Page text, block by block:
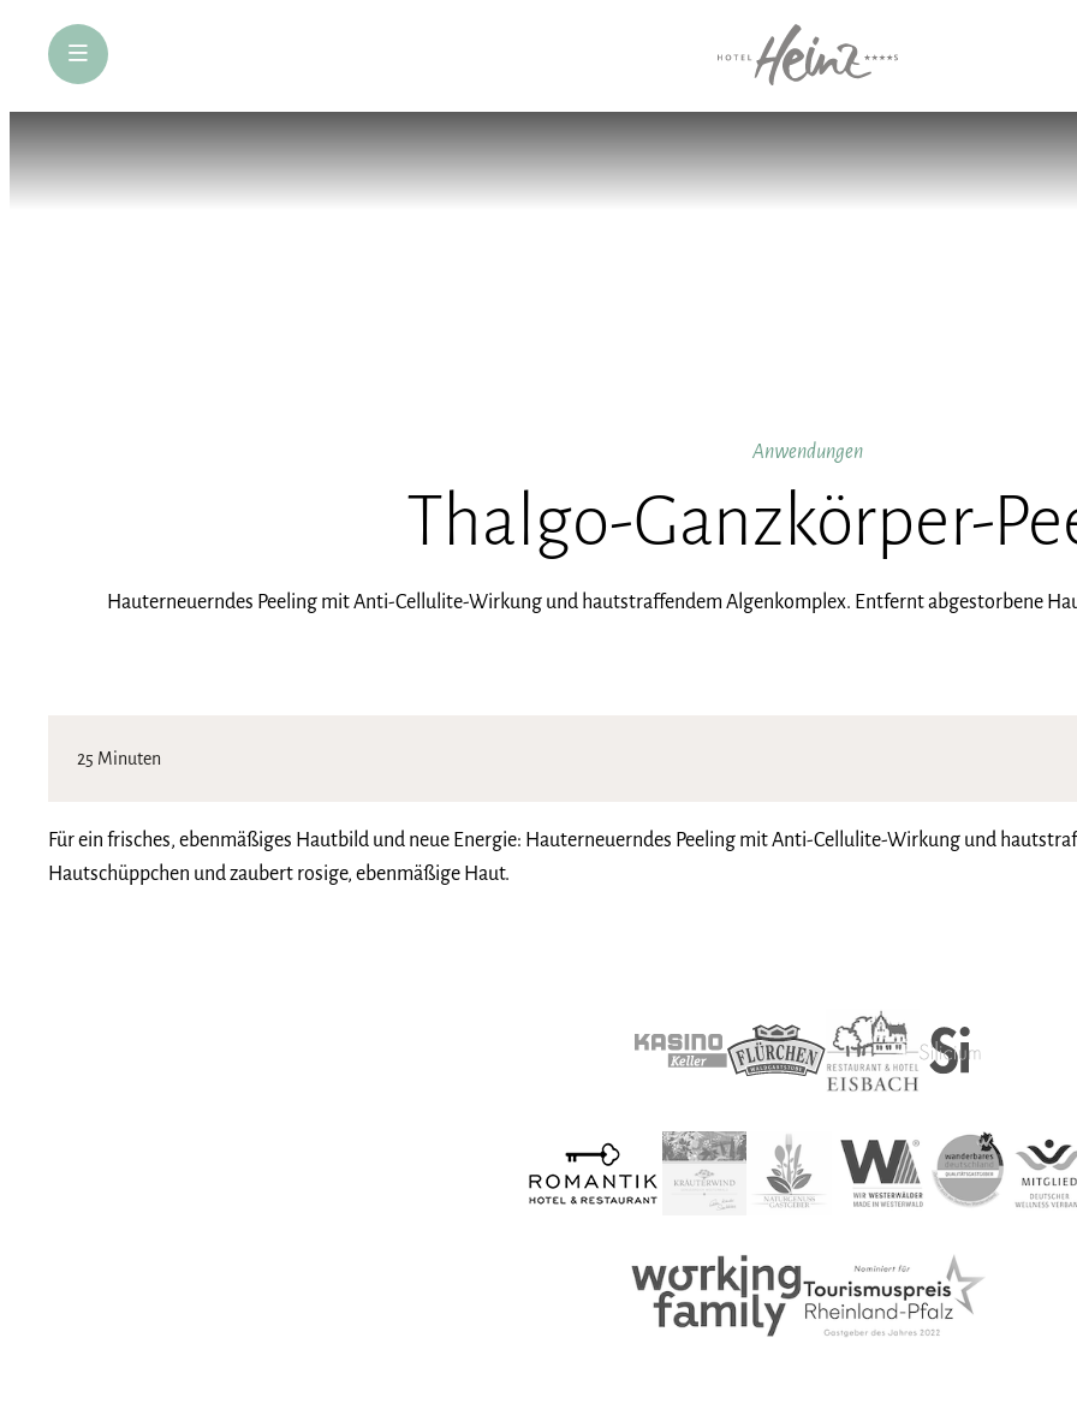
öffne Navigation
Anwendungen
Thalgo-Ganzkörper-
Hauterneuerndes Peeling mit Anti-Cellulite-Wirkung und hautstraffendem Algenkomplex. Entfernt abgestorbene
25 Minuten
Für ein frisches, ebenmäßiges Hautbild und neue Energie: Hauterneuerndes Peeling mit Anti-Cellulite-Wirkung und
Hautschüppchen und zaubert rosige, ebenmäßige Haut.